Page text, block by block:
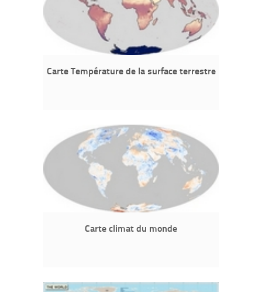
Carte Température de la surface terrestre
Carte climat du monde